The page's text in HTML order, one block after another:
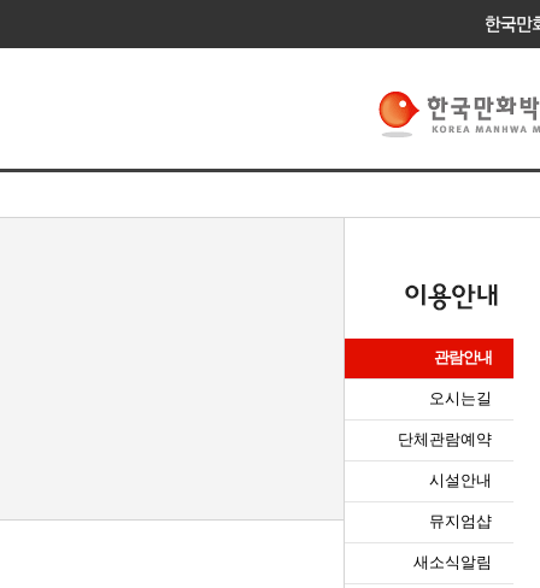
관람안내
오시는길
단체관람예약
시설안내
뮤지엄샵
새소식알림